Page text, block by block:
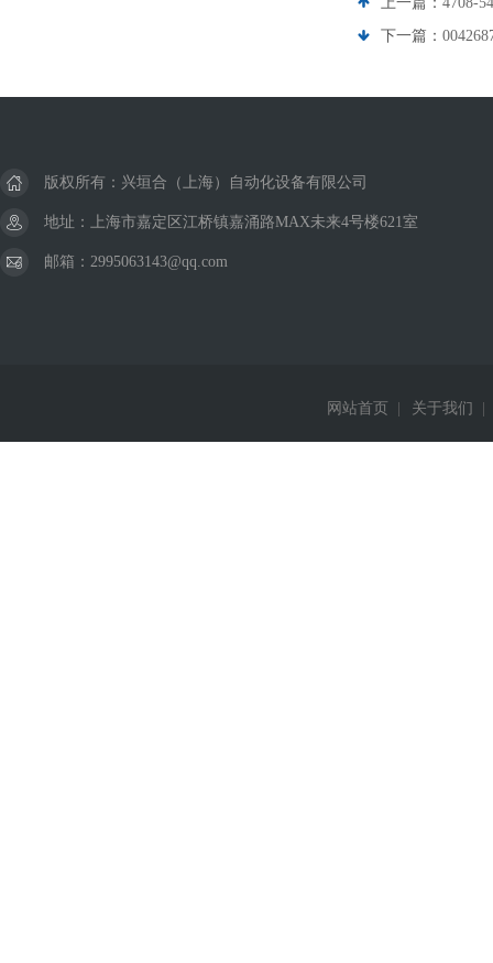
下一篇：
版权所有：兴垣合（上海）自动化设备有限公司
地址：上海市嘉定区江桥镇嘉涌路MAX未来4号楼621室
邮箱：2995063143@qq.com
网站首页 关于我们